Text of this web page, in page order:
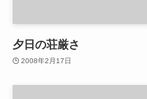
夕日の荘厳さ
2008年2月17日